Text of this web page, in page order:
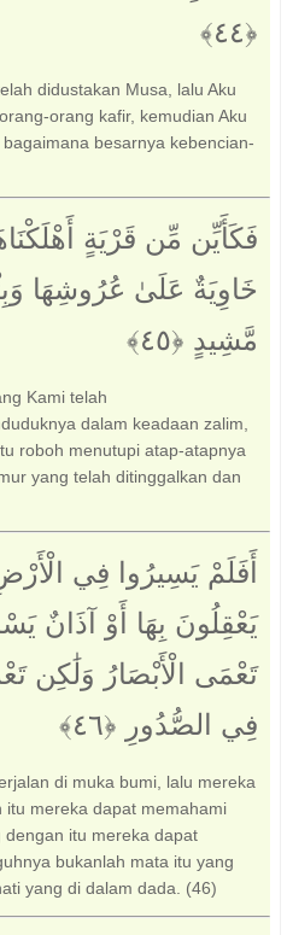
didustakan Musa, lalu Aku
orang kafir, kemudian Aku
besarnya kebencian-
فَكَأَيِّن مِّن قَرْيَةٍ
خَاوِيَةٌ عَلَىٰ عُرُوشِهَا
مَّشِيدٍ ‎﴿٤٥﴾‏
Kami telah
dalam keadaan zalim,
roboh menutupi atap-atapnya
yang telah ditinggalkan dan
أَفَلَمْ يَسِيرُوا فِي
يَعْقِلُونَ بِهَا أَوْ آذَانٌ
تَعْمَى الْأَبْصَارُ وَلَٰكِن
فِي الصُّدُورِ ‎﴿٤٦﴾‏
di muka bumi, lalu mereka
mereka dapat memahami
itu mereka dapat
bukanlah mata itu yang
yang di dalam dada. (46)